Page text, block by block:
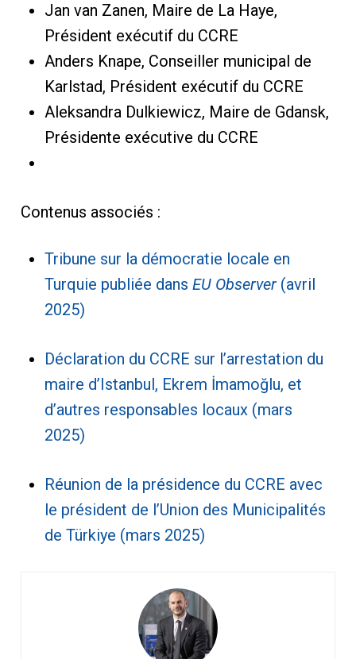
Jan van Zanen, Maire de La Haye,
Président exécutif du CCRE
Anders Knape, Conseiller municipal de
Karlstad, Président exécutif du CCRE
Aleksandra Dulkiewicz, Maire de Gdansk,
Présidente exécutive du CCRE
Contenus associés :
Tribune sur la démocratie locale en
Turquie publiée dans EU Observer(avril
2025)
Déclaration du CCRE sur l’arrestation du
maire d’Istanbul, Ekrem İmamoğlu, et
d’autres responsables locaux (mars
2025)
Réunion de la présidence du CCRE avec
le président de l’Union des Municipalités
de Türkiye (mars 2025)